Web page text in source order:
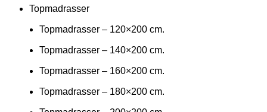
Topmadrasser
Topmadrasser – 120×200 cm.
Topmadrasser – 140×200 cm.
Topmadrasser – 160×200 cm.
Topmadrasser – 180×200 cm.